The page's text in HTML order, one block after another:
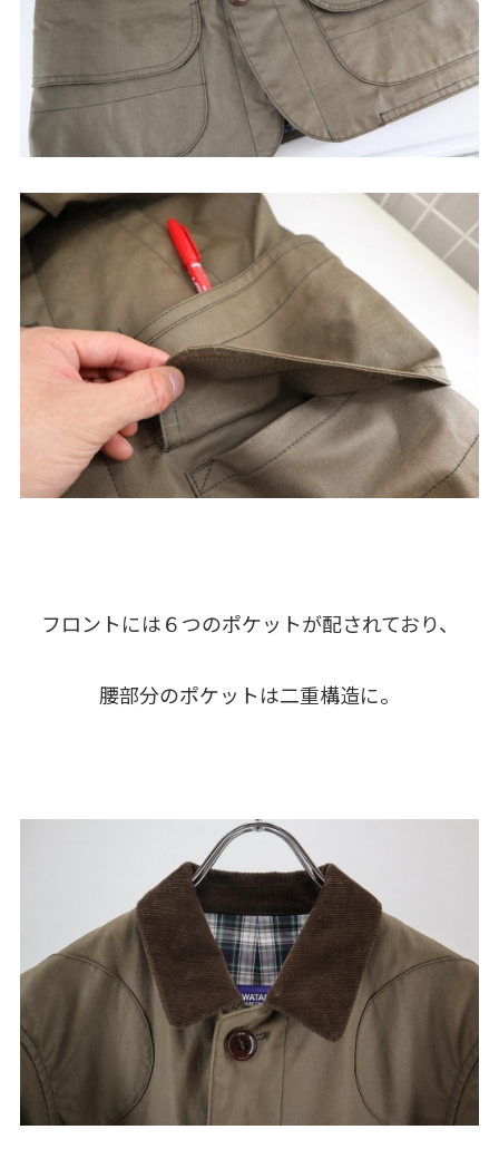
フロントには６つのポケットが配されており、
腰部分のポケットは二重構造に。